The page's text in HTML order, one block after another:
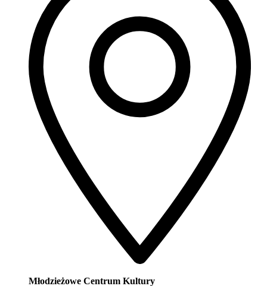
Młodzieżowe Centrum Kultury